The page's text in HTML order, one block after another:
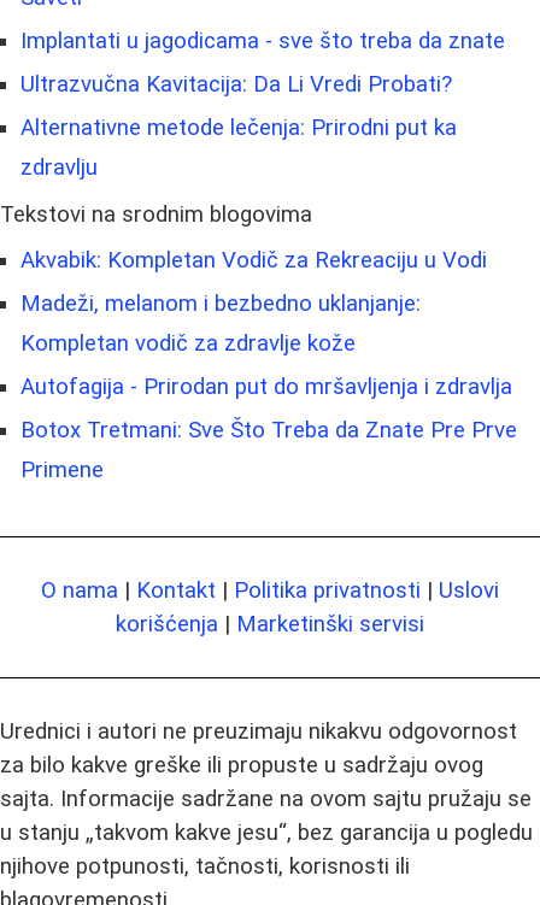
Implantati u jagodicama - sve što treba da znate
Ultrazvučna Kavitacija: Da Li Vredi Probati?
Alternativne metode lečenja: Prirodni put ka
zdravlju
Tekstovi na srodnim blogovima
Akvabik: Kompletan Vodič za Rekreaciju u Vodi
Madeži, melanom i bezbedno uklanjanje:
Kompletan vodič za zdravlje kože
Autofagija - Prirodan put do mršavljenja i zdravlja
Botox Tretmani: Sve Što Treba da Znate Pre Prve
Primene
O nama | Kontakt | Politika privatnosti | Uslovi
korišćenja | Marketinški servisi
Urednici i autori ne preuzimaju nikakvu odgovornost
za bilo kakve greške ili propuste u sadržaju ovog
sajta. Informacije sadržane na ovom sajtu pružaju se
u stanju „takvom kakve jesu“, bez garancija u pogledu
njihove potpunosti, tačnosti, korisnosti ili